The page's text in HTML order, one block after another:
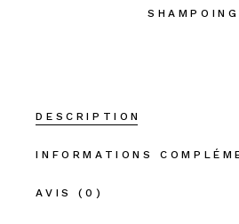
DESCRIPTION
INFORMATIONS
AVIS (0)